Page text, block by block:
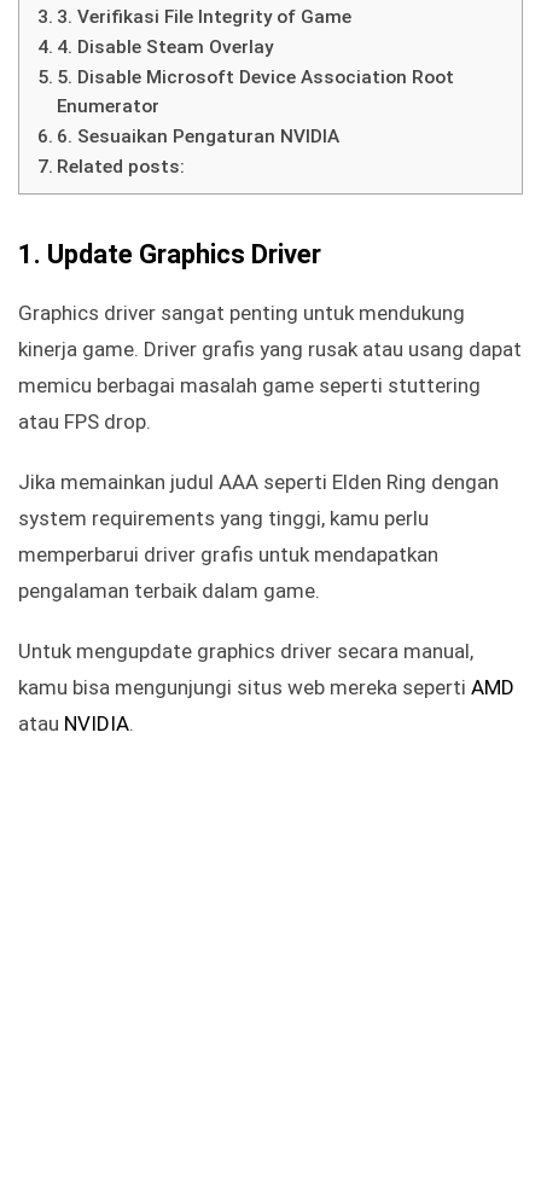
3. Verifikasi File Integrity of Game
4. Disable Steam Overlay
5. Disable Microsoft Device Association Root
Enumerator
6. Sesuaikan Pengaturan NVIDIA
Related posts:
1. Update Graphics Driver
Graphics driver sangat penting untuk mendukung
kinerja game. Driver grafis yang rusak atau usang dapat
memicu berbagai masalah game seperti stuttering
atau FPS drop.
Jika memainkan judul AAA seperti Elden Ring dengan
system requirements yang tinggi, kamu perlu
memperbarui driver grafis untuk mendapatkan
pengalaman terbaik dalam game.
Untuk mengupdate graphics driver secara manual,
kamu bisa mengunjungi situs web mereka seperti AMD
atau NVIDIA.